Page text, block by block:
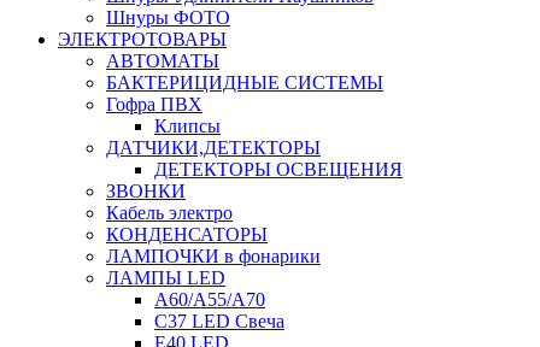
Шнуры ФОТО
ЭЛЕКТРОТОВАРЫ
АВТОМАТЫ
БАКТЕРИЦИДНЫЕ СИСТЕМЫ
Гофра ПВХ
Клипсы
ДАТЧИКИ,ДЕТЕКТОРЫ
ДЕТЕКТОРЫ ОСВЕЩЕНИЯ
ЗВОНКИ
Кабель электро
КОНДЕНСАТОРЫ
ЛАМПОЧКИ в фонарики
ЛАМПЫ LED
A60/A55/A70
C37 LED Свеча
E40 LED